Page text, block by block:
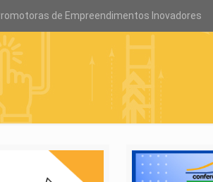
de Empreendimentos Inovadores